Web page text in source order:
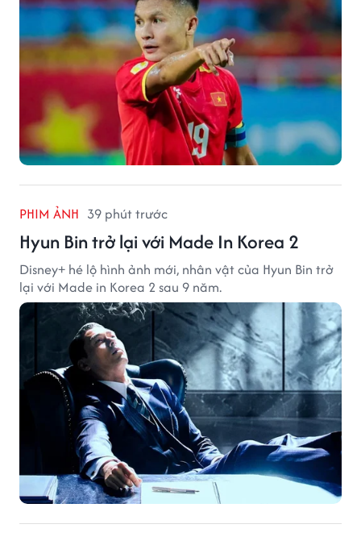
PHIM ẢNH 39 phút trước
Hyun Bin trở lại với Made In Korea 2
Disney+ hé lộ hình ảnh mới, nhân vật của Hyun Bin trở
lại với Made in Korea 2 sau 9 năm.